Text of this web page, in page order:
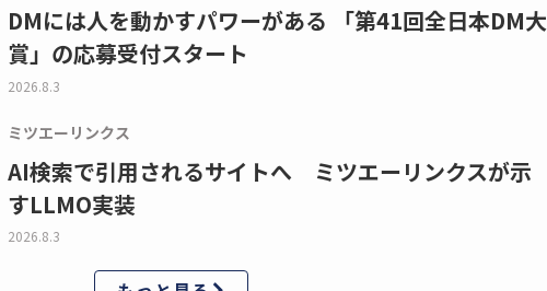
DMには人を動かすパワーがある 「第41回全日本DM大
賞」の応募受付スタート
2026.8.3
ミツエーリンクス
AI検索で引用されるサイトへ ミツエーリンクスが示
すLLMO実装
2026.8.3